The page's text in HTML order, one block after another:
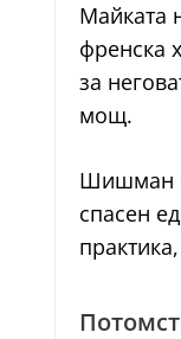
Майката
френска
за
мощ.
Шишман е
спасен